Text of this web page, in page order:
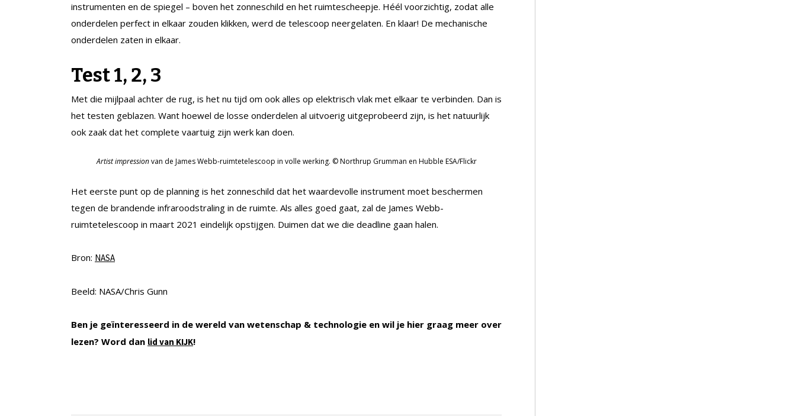
instrumenten en de spiegel – boven het zonneschild en het ruimtescheepje. Héél voorzichtig, zodat alle
onderdelen perfect in elkaar zouden klikken, werd de telescoop neergelaten. En klaar! De mechanische
onderdelen zaten in elkaar.
Test 1, 2, 3
Met die mijlpaal achter de rug, is het nu tijd om ook alles op elektrisch vlak met elkaar te verbinden. Dan is
het testen geblazen. Want hoewel de losse onderdelen al uitvoerig uitgeprobeerd zijn, is het natuurlijk
ook zaak dat het complete vaartuig zijn werk kan doen.
Artist impressionvan de James Webb-ruimtetelescoop in volle werking. © Northrup Grumman en Hubble ESA/Flickr
Het eerste punt op de planning is het zonneschild dat het waardevolle instrument moet beschermen
tegen de brandende infraroodstraling in de ruimte. Als alles goed gaat, zal de James Webb-
ruimtetelescoop in maart 2021 eindelijk opstijgen. Duimen dat we die deadline gaan halen.
Bron: NASA
Beeld: NASA/Chris Gunn
Ben je geïnteresseerd in de wereld van wetenschap & technologie en wil je hier graag meer over
lezen? Word dan lid van KIJK!